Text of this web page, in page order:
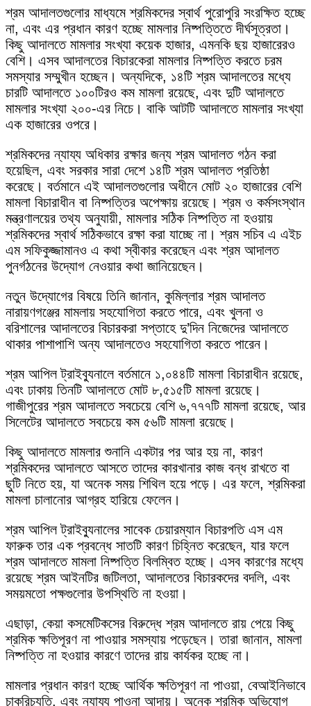
শ্রম আদালতগুলোর মাধ্যমে শ্রমিকদের স্বার্থ পুরোপুরি সংরক্ষিত হচ্ছে
না, এবং এর প্রধান কারণ হচ্ছে মামলার নিষ্পত্তিতে দীর্ঘসূত্রতা।
কিছু আদালতে মামলার সংখ্যা কয়েক হাজার, এমনকি ছয় হাজারেরও
বেশি। এসব আদালতের বিচারকেরা মামলার নিষ্পত্তি করতে চরম
সমস্যার সম্মুখীন হচ্ছেন। অন্যদিকে, ১৪টি শ্রম আদালতের মধ্যে
চারটি আদালতে ১০০টিরও কম মামলা রয়েছে, এবং দুটি আদালতে
মামলার সংখ্যা ২০০-এর নিচে। বাকি আটটি আদালতে মামলার সংখ্যা
এক হাজারের ওপরে।
শ্রমিকদের ন্যায্য অধিকার রক্ষার জন্য শ্রম আদালত গঠন করা
হয়েছিল, এবং সরকার সারা দেশে ১৪টি শ্রম আদালত প্রতিষ্ঠা
করেছে। বর্তমানে এই আদালতগুলোর অধীনে মোট ২০ হাজারের বেশি
মামলা বিচারাধীন বা নিষ্পত্তির অপেক্ষায় রয়েছে। শ্রম ও কর্মসংস্থান
মন্ত্রণালয়ের তথ্য অনুযায়ী, মামলার সঠিক নিষ্পত্তি না হওয়ায়
শ্রমিকদের স্বার্থ সঠিকভাবে রক্ষা করা যাচ্ছে না। শ্রম সচিব এ এইচ
এম সফিকুজ্জামানও এ কথা স্বীকার করেছেন এবং শ্রম আদালত
পুনর্গঠনের উদ্যোগ নেওয়ার কথা জানিয়েছেন।
নতুন উদ্যোগের বিষয়ে তিনি জানান, কুমিল্লার শ্রম আদালত
নারায়ণগঞ্জের মামলায় সহযোগিতা করতে পারে, এবং খুলনা ও
বরিশালের আদালতের বিচারকরা সপ্তাহে দু’দিন নিজেদের আদালতে
থাকার পাশাপাশি অন্য আদালতেও সহযোগিতা করতে পারেন।
শ্রম আপিল ট্রাইব্যুনালে বর্তমানে ১,০৪৪টি মামলা বিচারাধীন রয়েছে,
এবং ঢাকায় তিনটি আদালতে মোট ৮,৫১৫টি মামলা রয়েছে।
গাজীপুরের শ্রম আদালতে সবচেয়ে বেশি ৬,৭৭৭টি মামলা রয়েছে, আর
সিলেটের আদালতে সবচেয়ে কম ৫৬টি মামলা রয়েছে।
কিছু আদালতে মামলার শুনানি একটার পর আর হয় না, কারণ
শ্রমিকদের আদালতে আসতে তাদের কারখানার কাজ বন্ধ রাখতে বা
ছুটি নিতে হয়, যা অনেক সময় শিথিল হয়ে পড়ে। এর ফলে, শ্রমিকরা
মামলা চালানোর আগ্রহ হারিয়ে ফেলেন।
শ্রম আপিল ট্রাইব্যুনালের সাবেক চেয়ারম্যান বিচারপতি এস এম
ফারুক তার এক প্রবন্ধে সাতটি কারণ চিহ্নিত করেছেন, যার ফলে
শ্রম আদালতে মামলা নিষ্পত্তি বিলম্বিত হচ্ছে। এসব কারণের মধ্যে
রয়েছে শ্রম আইনটির জটিলতা, আদালতের বিচারকদের বদলি, এবং
সময়মতো পক্ষগুলোর উপস্থিতি না হওয়া।
এছাড়া, কেয়া কসমেটিকসের বিরুদ্ধে শ্রম আদালতে রায় পেয়ে কিছু
শ্রমিক ক্ষতিপূরণ না পাওয়ার সমস্যায় পড়েছেন। তারা জানান, মামলা
নিষ্পত্তি না হওয়ার কারণে তাদের রায় কার্যকর হচ্ছে না।
মামলার প্রধান কারণ হচ্ছে আর্থিক ক্ষতিপূরণ না পাওয়া, বেআইনিভাবে
চাকরিচ্যুতি, এবং ন্যায্য পাওনা আদায়। অনেক শ্রমিক অভিযোগ